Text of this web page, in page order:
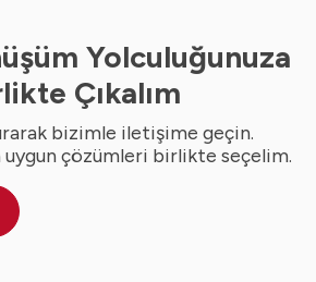
Yolculuğunuza
Çıkalım
bizimle iletişime geçin.
uygun çözümleri birlikte seçelim.